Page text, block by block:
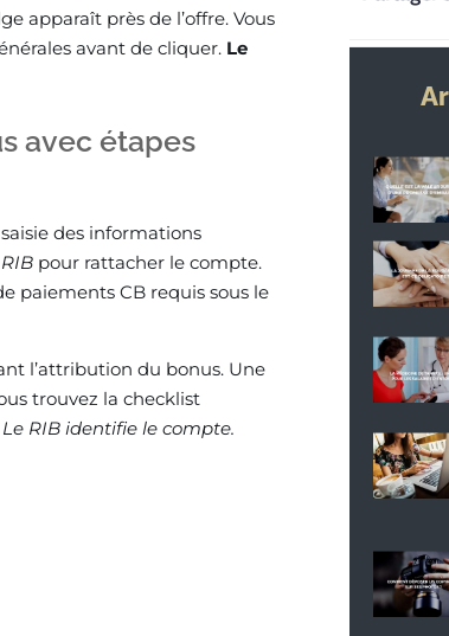
apparaît près de l’offre. Vous
avant de cliquer. Le
avec étapes
des informations
RIB pour rattacher le compte.
paiements CB requis sous le
l’attribution du bonus. Une
trouvez la checklist
Le RIB identifie le compte.